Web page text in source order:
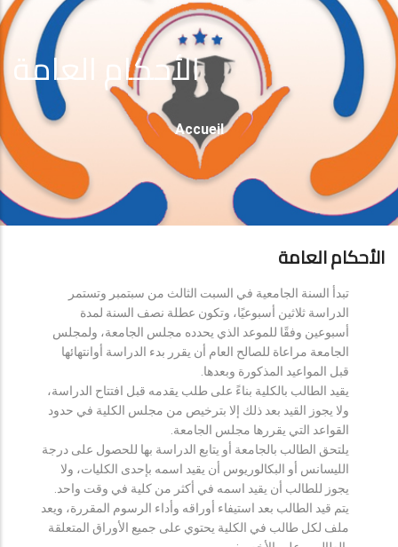
الأحكام العامة
Fil
D'Ariane
Accueil
الأحكام العامة
تبدأ السنة الجامعية في السبت الثالث من سبتمبر وتستمر
الدراسة ثلاثين أسبوعيًا، وتكون عطلة نصف السنة لمدة
أسبوعين وفقًا للموعد الذي يحدده مجلس الجامعة، ولمجلس
الجامعة مراعاة للصالح العام أن يقرر بدء الدراسة أوانتهائها
قبل المواعيد المذكورة وبعدها.
يقيد الطالب بالكلية بناءً على طلب يقدمه قبل افتتاح الدراسة،
ولا يجوز القيد بعد ذلك إلا بترخيص من مجلس الكلية في حدود
القواعد التي يقررها مجلس الجامعة.
يلتحق الطالب بالجامعة أو يتابع الدراسة بها للحصول على درجة
الليسانس أو البكالوريوس أن يقيد اسمه بإحدى الكليات، ولا
يجوز للطالب أن يقيد اسمه في أكثر من كلية في وقت واحد.
يتم قيد الطالب بعد استيفاء أوراقه وأداء الرسوم المقررة، ويعد
ملف لكل طالب في الكلية يحتوي على جميع الأوراق المتعلقة